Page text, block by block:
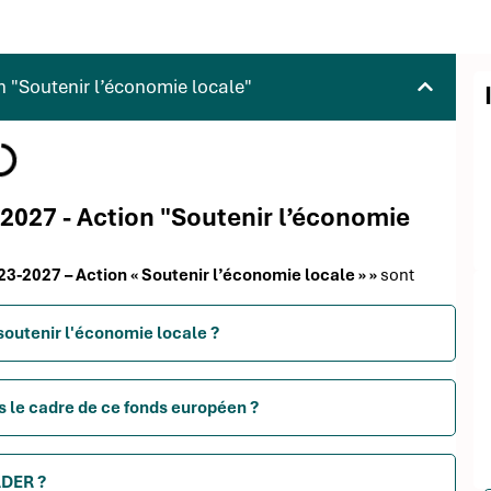
"Soutenir l’économie locale"
- Action "Soutenir l’économie
2027 – Action « Soutenir l’économie locale » » sont
l'économie locale ?
cadre de ce fonds européen ?
?